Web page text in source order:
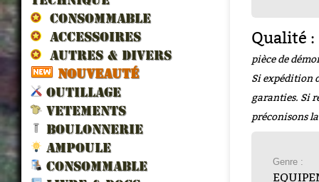
CONSOMMABLE
ACCESSOIRES
AUTRES & DIVERS
NOUVEAUTÉ
OUTILLAGE
VETEMENTS
BOULONNERIE
AMPOULE
CONSOMMABLE
Qualité :
pièce de
Si expédition
garanties. Si
préconisons
Genre :